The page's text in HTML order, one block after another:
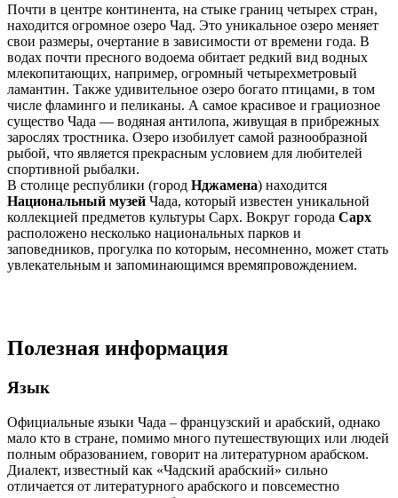
Почти в центре континента, на стыке границ четырех стран,
находится огромное озеро Чад. Это уникальное озеро меняет
свои размеры, очертание в зависимости от времени года. В
водах почти пресного водоема обитает редкий вид водных
млекопитающих, например, огромный четырехметровый
ламантин. Также удивительное озеро богато птицами, в том
числе фламинго и пеликаны. А самое красивое и грациозное
существо Чада — водяная антилопа, живущая в прибрежных
зарослях тростника. Озеро изобилует самой разнообразной
рыбой, что является прекрасным условием для любителей
спортивной рыбалки.
В столице республики (город Нджамена) находится
Национальный музей Чада, который известен уникальной
коллекцией предметов культуры Сарх. Вокруг города Сарх
расположено несколько национальных парков и
заповедников, прогулка по которым, несомненно, может стать
увлекательным и запоминающимся времяпровождением.
Полезная информация
Язык
Официальные языки Чада – французский и арабский, однако
мало кто в стране, помимо много путешествующих или людей
полным образованием, говорит на литературном арабском.
Диалект, известный как «Чадский арабский» сильно
отличается от литературного арабского и повсеместно